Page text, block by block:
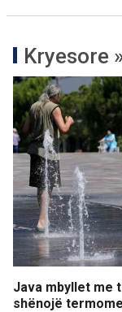
Kryesore
Java mbyllet me
shënojë